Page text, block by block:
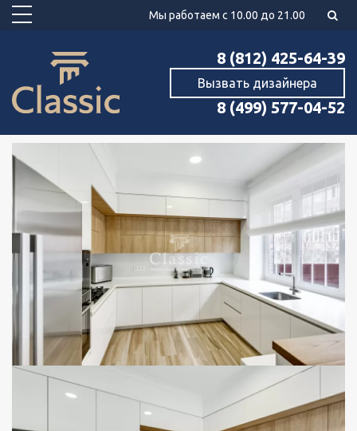
Мы работаем с 10.00 до 21.00
8 (812) 425-64-39
Вызвать дизайнера
8 (499) 577-04-52